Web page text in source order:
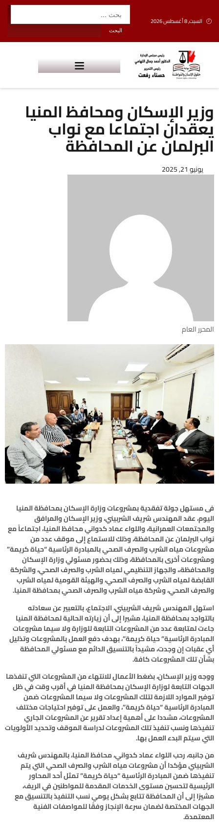
السبت, 8 أغسطس 2026
وزير الإسكان ومحافظ المنيا
يعقدان اجتماعا مع نواب
البرلمان عن المحافظة
يونيو 21, 2025
المحرر العام
فى مستهل جولة تفقدية بمشروعات وزارة الإسكان بمحافظة المنيا
اليوم، عقد المهندس شريف الشربيني، وزير الإسكان والمرافق
والمجتمعات العمرانية، واللواء عماد كدواني محافظ المنيا، اجتماعاً مع
نواب البرلمان عن المحافظة، وذلك للاستماع إلى موقف عدد من
مشروعات مياه الشرب والصرف الصحي بالمبادرة الرئاسية “حياة كريمة”
ومشروعات أخرى بالمحافظة، وذلك بحضور مسئولي وزارة الإسكان
والمحافظة،، والجهاز التنظيمي لمياه الشرب والصرف الصحي، والشركة
القابضة لمياه الشرب والصرف الصحي، والهيئة القومية لمياه الشرب
والصرف الصحي، وشركة مياه الشرب والصرف الصحي بمحافظة المنيا.
استهل المهندس شريف الشربيني، الاجتماع، بالتعبير عن سعادته
بالتواجد بمحافظة المنيا، مشيرا إلى أن زيارته الحالية لمحافظة المنيا
جاءت لمتابعة عدد من المشروعات التابعة للوزارة ولا سيما مشروعات
المبادرة الرئاسية” حياة كريمة”، بهدف دفع العمل بالمشروعات وتذليل
أي عقبات إن وجدت، مشيداً بالتنسيق الدائم مع مسئولي المحافظة
بشأن تلك المشروعات كافة.
ووجه وزير الإسكان، بضغط الأعمال للانتهاء من المشروعات التي تنفذها
الجهات التابعة لوزارة الإسكان بمحافظة المنيا في أقرب وقت في ظل
توفير الموارد اللازمة لتلك المشروعات ولا سيما المشروعات ضمن
المبادرة الرئاسية “حياة كريمة”، والعمل على توفير احتياجات مختلف
المشروعات، مشددا على أهمية إعداد تقرير عن المشروعات الجاري
تنفيذها ونسب تنفيذ تلك المشروعات لدراسة الموقف وتحديد الأولويات
التي سيتم البدء العمل بها.
من جانبه، رحب اللواء عماد كدواني، محافظ المنيا، بالمهندس شريف
الشربيني مؤكدا أن مشروعات مياه الشرب والصرف الصحي التي يتم
تنفيذها ضمن المبادرة الرئاسية “حياة كريمة” تمثل أحد المحاور
الرئيسية لتحسين مستوى الخدمات المقدمة للمواطنين في الريف،
مشيرًا إلى أن المحافظة تتابع بشكل يومي نسب التنفيذ بالتنسيق مع
الجهات المختصة لضمان سرعة الإنجاز وفقًا للمواصفات الفنية
المعتمدة.